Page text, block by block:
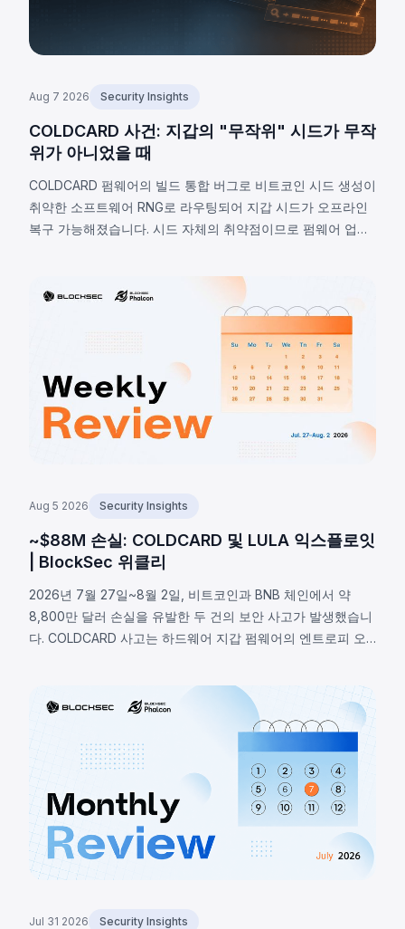
Aug 7 2026 Security Insights
COLDCARD 사건: 지갑의 "무작위" 시드가 무작
위가 아니었을 때
COLDCARD 펌웨어의 빌드 통합 버그로 비트코인 시드 생성이
취약한 소프트웨어 RNG로 라우팅되어 지갑 시드가 오프라인
복구 가능해졌습니다. 시드 자체의 취약점이므로 펌웨어 업데
입니다.
Aug 5 2026 Security Insights
~$88M 손실: COLDCARD 및 LULA 익스플로잇
| BlockSec 위클리
2026년 7월 27일~8월 2일, 비트코인과 BNB 체인에서 약
8,800만 달러 손실을 유발한 두 건의 보안 사고가 발생했습니
다. COLDCARD 사고는 하드웨어 지갑 펌웨어의 엔트로피 오
BNB 체인의 LULA 토큰은 비즈니스 로직 취약점으로
`recycle()` 함수가 악용되어 PancakeSwap V2 유동성에서
약 57만 8천 달러가 유출됐습니다.
Jul 31 2026 Security Insights